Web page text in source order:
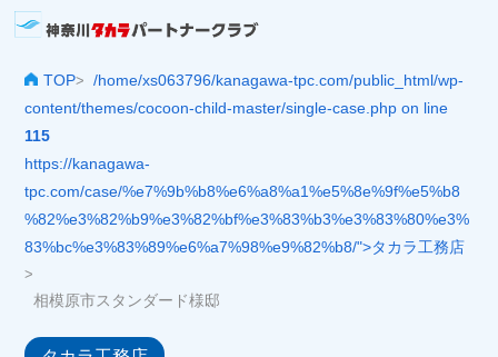
TOP>
/home/xs063796/kanagawa-tpc.com/public_html/wp-
content/themes/cocoon-child-master/single-case.php on line
115
https://kanagawa-
tpc.com/case/%e7%9b%b8%e6%a8%a1%e5%8e%9f%e5%b8
%82%e3%82%b9%e3%82%bf%e3%83%b3%e3%83%80%e3%
83%bc%e3%83%89%e6%a7%98%e9%82%b8/">タカラ工務店
>
相模原市スタンダード様邸